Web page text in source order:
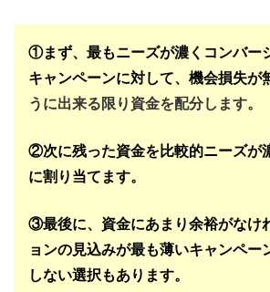
①まず、最もニーズが濃くコンバー
キャンペーンに対して、 機会損失が
うに出来る限り資金を配分します。
②次に残った資金を比較的ニーズが
に割り当てます。
③最後に、資金にあまり余裕がなけ
ョンの見込みが最も薄いキャンペー
しない選択もあります。